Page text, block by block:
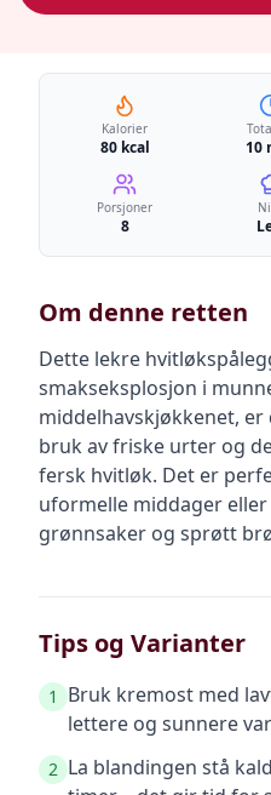
Kalorier
80 kcal 10
Porsjoner
8
Om denne retten
Dette lekre
smakseksplosjon i
middelhavskjøkkenet,
bruk av friske urter og
fersk hvitløk. Det er
uformelle middager
grønnsaker og sprøtt
Tips og Varianter
1
Bruk kremost med
lettere og sunnere
2 La blandingen stå